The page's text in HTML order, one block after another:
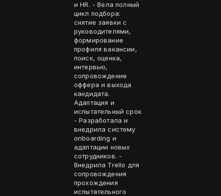
и HR. - Вела полный
цикл подбора:
снятие заявки с
руководителями,
формирование
профиля вакансии,
поиск, оценка,
интервью,
сопровождение
оффера и выхода
кандидата.
Адаптация и
испытательный срок
- Разработала и
внедрила систему
onboarding и
адаптации новых
сотрудников. -
Внедрила Trello для
сопровождения
прохождения
испытательного